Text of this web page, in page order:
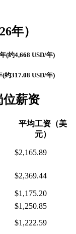
年）
(约4,668 USD/年)
约317.08 USD/年)
位薪资
平均工资（美
元）
$2,165.89
$2,369.44
$1,175.20
$1,250.85
$1,222.59